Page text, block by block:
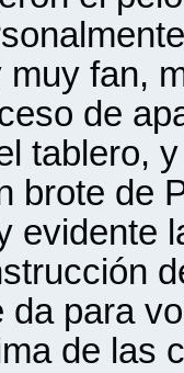
muy fan,
de
tablero,
brote de
evidente
da para
de las